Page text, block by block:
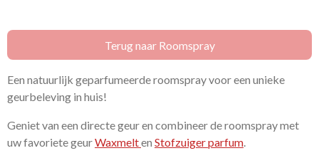
n
e
n
Terug naar Roomspray
Een natuurlijk geparfumeerde roomspray voor een unieke
geurbeleving in huis!
Geniet van een directe geur en combineer de roomspray met
uw favoriete geurWaxmelten Stofzuiger parfum.